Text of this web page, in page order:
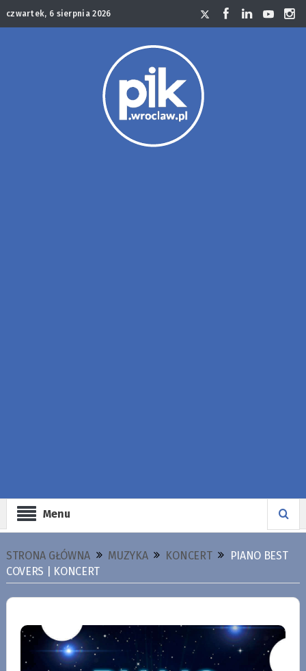
czwartek, 6 sierpnia 2026
Menu
STRONA GŁÓWNA MUZYKA KONCERT
PIANO BEST
COVERS | KONCERT